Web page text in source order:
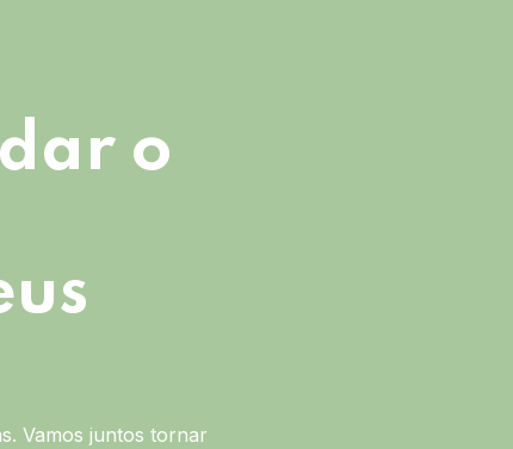
o
Vamos juntos tornar